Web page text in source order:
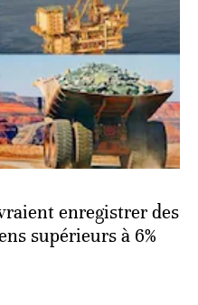
enregistrer des
supérieurs à 6%